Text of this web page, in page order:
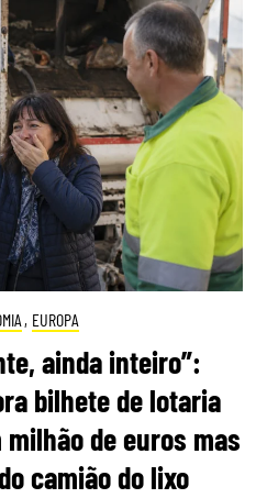
, EUROPA
ainda inteiro”:
bilhete de lotaria
de euros mas
camião do lixo